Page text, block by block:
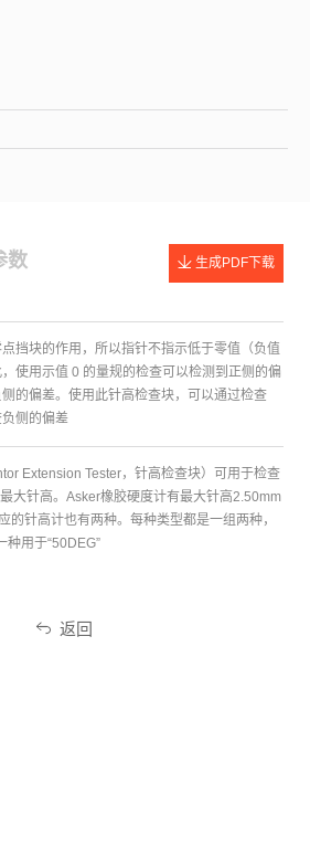
数 生成PDF下载
挡块的作用，所以指针不指示低于零值（负值
使用示值 0 的量规的检查可以检测到正侧的偏
的偏差。使用此针高检查块，可以通过检查
侧的偏差
Extension Tester，针高检查块）可用于检查
大针高。Asker橡胶硬度计有最大针高2.50mm
的针高计也有两种。每种类型都是一组两种，
种用于“50DEG”
返回